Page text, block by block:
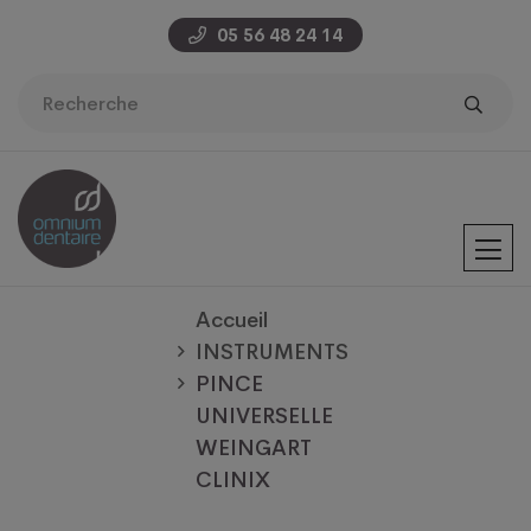
05 56 48 24 14
Accueil
INSTRUMENTS
PINCE
UNIVERSELLE
WEINGART
CLINIX